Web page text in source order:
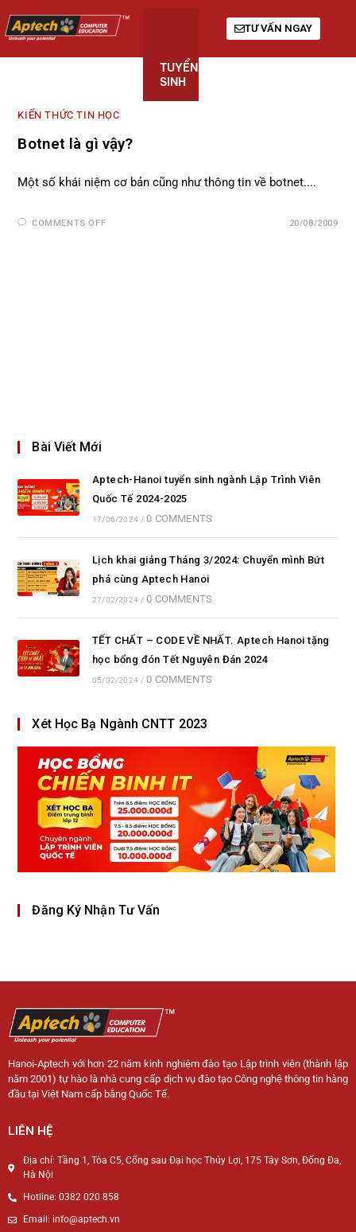
TUYỂN
SINH
TƯ VẤN NGAY
KIẾN THỨC TIN HỌC
Botnet là gì vậy?
Một số khái niệm cơ bản cũng như thông tin về botnet....
COMMENTS OFF 20/08/2009
Bài Viết Mới
Aptech-Hanoi tuyển sinh ngành Lập Trình Viên
Quốc Tế 2024-2025
17/06/2024 / 0 COMMENTS
Lịch khai giảng Tháng 3/2024: Chuyển mình Bứt
phá cùng Aptech Hanoi
27/02/2024 / 0 COMMENTS
TẾT CHẤT – CODE VỀ NHẤT. Aptech Hanoi tặng
học bổng đón Tết Nguyên Đán 2024
05/02/2024 / 0 COMMENTS
Xét Học Bạ Ngành CNTT 2023
Đăng Ký Nhận Tư Vấn
Hanoi-Aptech với hơn 22 năm kinh nghiệm đào tạo Lập trình viên (thành lập
năm 2001) tự hào là nhà cung cấp dịch vụ đào tạo Công nghệ thông tin hàng
đầu tại Việt Nam cấp bằng Quốc Tế.
LIÊN HỆ
Địa chỉ: Tầng 1, Tòa C5, Cổng sau Đại học Thủy Lợi, 175 Tây Sơn, Đống Đa,
Hà Nội
Hotline: 0382 020 858
Email: info@aptech.vn